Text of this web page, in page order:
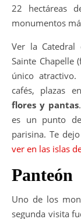
22 hectáreas
monumentos
Ver la Catedral
Sainte Chapelle
único atractivo.
cafés, plazas
flores y pantas
es un punto
parisina. Te
ver en las islas
Panteón
Uno de los
segunda visita